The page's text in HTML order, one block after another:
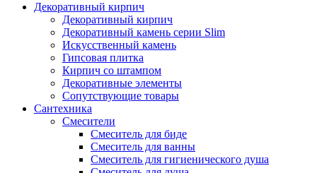
Декоративный кирпич
Декоративный кирпич
Декоративный камень серии Slim
Искусственный камень
Гипсовая плитка
Кирпич со штампом
Декоративные элементы
Сопутствующие товары
Сантехника
Смесители
Смеситель для биде
Смеситель для ванны
Смеситель для гигиенического душа